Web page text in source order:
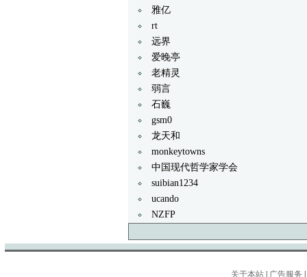
雅亿
rt
远界
爱晚亭
老精灵
弱言
石巍
gsm0
龙天和
monkeytowns
中国现代哲学家学会
suibian1234
ucando
NZFP
关于本站 广告服务